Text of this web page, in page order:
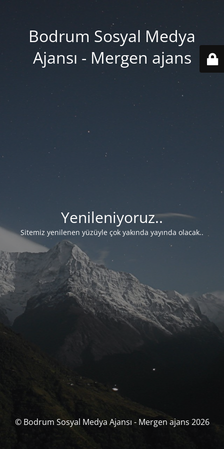
Bodrum Sosyal Medya
Ajansı - Mergen ajans
Yenileniyoruz..
Sitemiz yenilenen yüzüyle çok yakında yayında olacak..
© Bodrum Sosyal Medya Ajansı - Mergen ajans 2026